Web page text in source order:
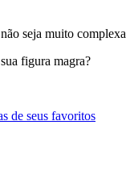
seja muito
figura magra?
de seus favoritos